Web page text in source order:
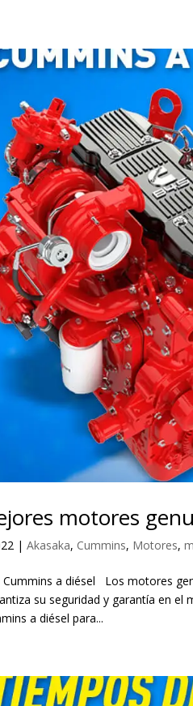
motores
|Akasaka, Cummins, Motores,
a diésel Los motores
su seguridad y garantía en
a diésel para...